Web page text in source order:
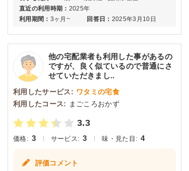
直近の利用時期： 2025年
利用期間： 3ヶ月~ 回答日： 2025年3月10日
他の宅配業者も利用した事があるの
ですが、良く似ているので普通にさ
せていただきまし..
利用したサービス: ワタミの宅食
利用したコース: まごころおかず
3.3
価格: 3 サービス: 3 味・見た目: 4
評価コメント